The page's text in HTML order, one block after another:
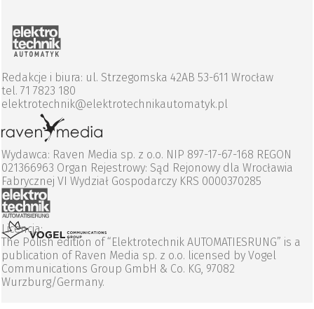
Redakcje i biura: ul. Strzegomska 42AB 53-611 Wrocław
tel. 71 7823 180
elektrotechnik@elektrotechnikautomatyk.pl
Wydawca: Raven Media sp. z o.o. NIP 897-17-67-168 REGON
021366963 Organ Rejestrowy: Sąd Rejonowy dla Wrocławia
Fabrycznej VI Wydział Gospodarczy KRS 0000370285
Licencja:
The Polish edition of “Elektrotechnik AUTOMATIESRUNG” is a
publication of Raven Media sp. z o.o. licensed by Vogel
Communications Group GmbH & Co. KG, 97082
Wurzburg/Germany.